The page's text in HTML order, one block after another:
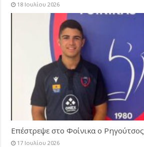
18 Ιουλίου 2026
Επέστρεψε στο Φοίνικα ο Ρηγούτσος
17 Ιουλίου 2026